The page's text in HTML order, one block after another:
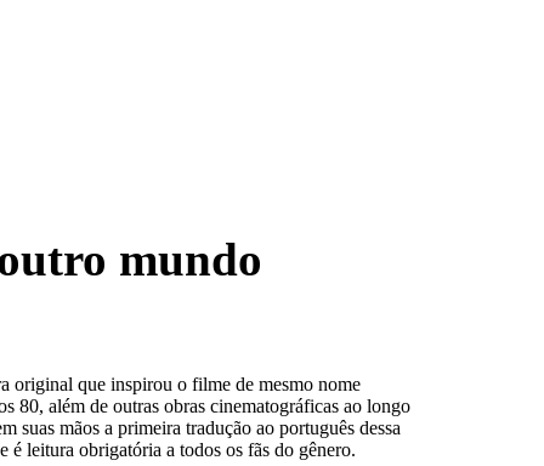
mundo
original que inspirou o filme de mesmo nome
80, além de outras obras cinematográficas ao longo
suas mãos a primeira tradução ao português dessa
leitura obrigatória a todos os fãs do gênero.